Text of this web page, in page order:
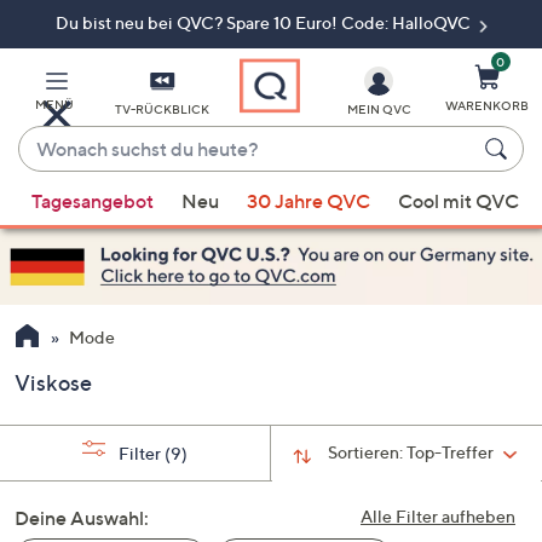
Du bist neu bei QVC? Spare 10 Euro! Code: HalloQVC
MENÜ TV-RÜCKBLICK
Wonach
suchst
du
heute?
Vorschläge
verfügbar
sind,
verwenden
Sie
Pfeiltasten
nach
und
nach
unten
MEIN QVC
0
WARENKORB
Tagesangebot Neu 30 Jahre QVC Cool mit QVC
Mode
Viskose
Sortieren:Top-Treffer
Filter (9)
Alle Filter aufheben
Deine Auswahl: